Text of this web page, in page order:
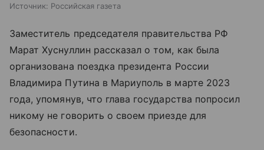
Источник: Российская газета
Заместитель председателя правительства РФ
Марат Хуснуллин рассказал о том, как была
организована поездка президента России
Владимира Путина в Мариуполь в марте 2023
года, упомянув, что глава государства попросил
никому не говорить о своем приезде для
безопасности.